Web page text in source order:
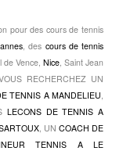
pour des cours de tennis
, des cours de tennis
de Vence, Nice , Saint Jean
RECHERCHEZ UN
TENNIS A MANDELIEU
LECONS DE TENNIS A
, UN COACH DE
TENNIS A LE